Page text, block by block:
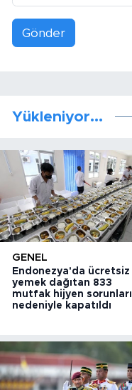
Gönder
Yükleniyor...
GENEL
Endonezya'da ücretsiz
yemek dağıtan 833
mutfak hijyen sorunları
nedeniyle kapatıldı